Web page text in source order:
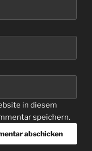
in diesem
speichern.